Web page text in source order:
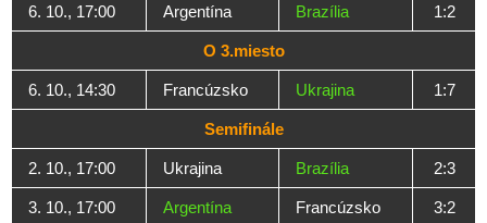
6. 10., 17:00 Argentína Brazília 1:2
O 3.miesto
6. 10., 14:30 Francúzsko Ukrajina 1:7
Semifinále
2. 10., 17:00 Ukrajina Brazília 2:3
3. 10., 17:00 Argentína Francúzsko 3:2